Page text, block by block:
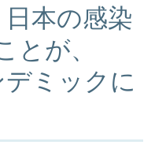
日本の感染
が、
ミックに